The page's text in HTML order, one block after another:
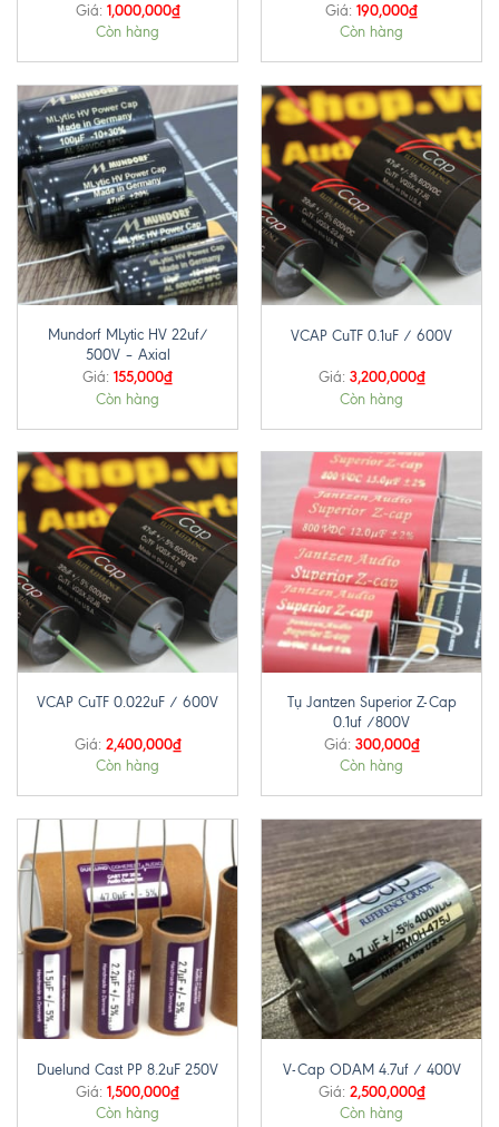
Giá: 1,000,000₫
Còn hàng
Giá: 190,000₫
Còn hàng
Mundorf MLytic HV 22uf/
500V – Axial
Giá: 155,000₫
Còn hàng
VCAP CuTF 0.1uF / 600V
Giá: 3,200,000₫
Còn hàng
VCAP CuTF 0.022uF / 600V
Giá: 2,400,000₫
Còn hàng
Tụ Jantzen Superior Z-Cap
0.1uf /800V
Giá: 300,000₫
Còn hàng
Duelund Cast PP 8.2uF 250V
Giá: 1,500,000₫
Còn hàng
V-Cap ODAM 4.7uf / 400V
Giá: 2,500,000₫
Còn hàng